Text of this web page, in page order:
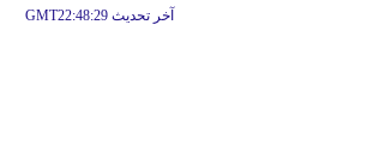
آخر تحديث GMT22:48:29